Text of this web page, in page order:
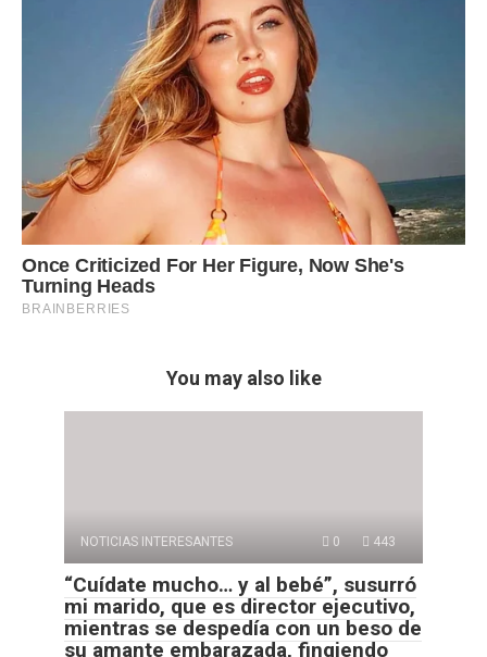
You may also like
NOTICIAS INTERESANTES 0 443
“Cuídate mucho… y al bebé”, susurró
mi marido, que es director ejecutivo,
mientras se despedía con un beso de
su amante embarazada, fingiendo